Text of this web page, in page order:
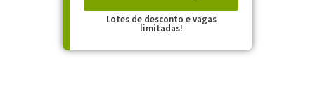
Lotes de desconto e vagas
limitadas!